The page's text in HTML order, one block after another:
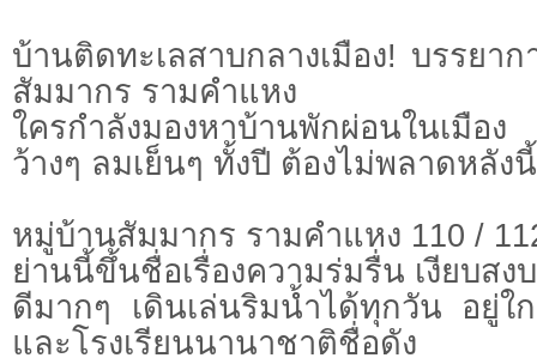
บ้านติดทะเลสาบกลางเมือง! บรรยา
สัมมากร รามคำแหง
ใครกำลังมองหาบ้านพักผ่อนในเมื
ว้างๆ ลมเย็นๆ ทั้งปี ต้องไม่พลาดหลัง
หมู่บ้านสัมมากร รามคำแหง 110 /
ย่านนี้ขึ้นชื่อเรื่องความร่มรื่น เงียบส
ดีมากๆ เดินเล่นริมน้ำได้ทุกวัน อยู่ใ
และโรงเรียนนานาชาติชื่อดัง